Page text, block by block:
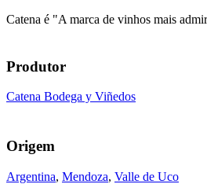
Catena é "A marca de vinhos mais
Produtor
Catena Bodega y Viñedos
Origem
Argentina, Mendoza, Valle de Uco